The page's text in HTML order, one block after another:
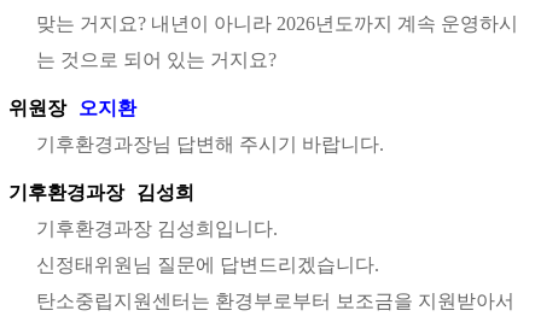
맞는 거지요? 내년이 아니라 2026년도까지 계속 운영하시
는 것으로 되어 있는 거지요?
위원장
오지환
기후환경과장님 답변해 주시기 바랍니다.
기후환경과장
김성희
기후환경과장 김성희입니다.
신정태위원님 질문에 답변드리겠습니다.
탄소중립지원센터는 환경부로부터 보조금을 지원받아서